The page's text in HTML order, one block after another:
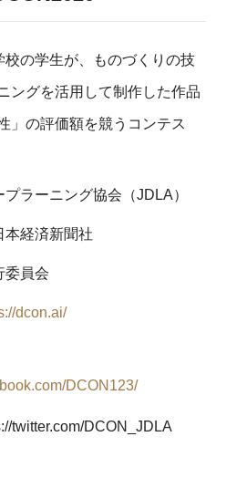
校の学生が、ものづくりの技
ングを活用して制作した作品
」の評価額を競うコンテス
ラーニング協会（JDLA）
本経済新聞社
委員会
dcon.ai/
DCON123/
twitter.com/DCON_JDLA